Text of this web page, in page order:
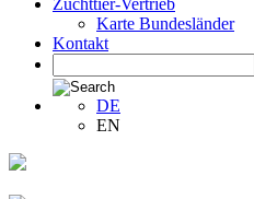
Zuchttier-Vertrieb
Karte Bundesländer
Kontakt
DE
EN